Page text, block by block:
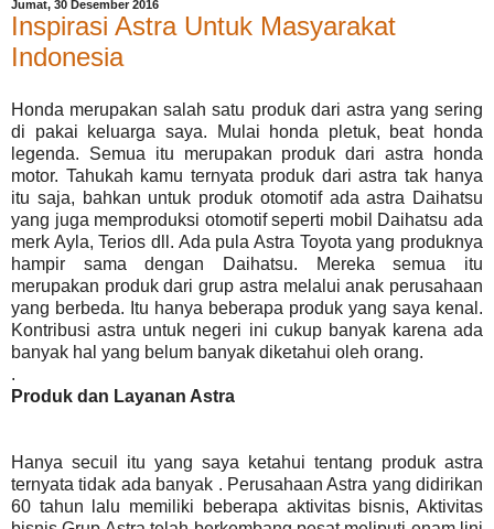
Jumat, 30 Desember 2016
Inspirasi Astra Untuk Masyarakat
Indonesia
Honda merupakan salah satu produk dari astra yang sering
di pakai keluarga saya. Mulai honda pletuk, beat honda
legenda. Semua itu merupakan produk dari astra honda
motor. Tahukah kamu ternyata produk dari astra tak hanya
itu saja, bahkan untuk produk otomotif ada astra Daihatsu
yang juga memproduksi otomotif seperti mobil Daihatsu ada
merk Ayla, Terios dll. Ada pula Astra Toyota yang produknya
hampir sama dengan Daihatsu. Mereka semua itu
merupakan produk dari grup astra melalui anak perusahaan
yang berbeda. Itu hanya beberapa produk yang saya kenal.
Kontribusi astra untuk negeri ini cukup banyak karena ada
banyak hal yang belum banyak diketahui oleh orang.
.
Produk dan Layanan Astra
Hanya secuil itu yang saya ketahui tentang produk astra
ternyata tidak ada banyak . Perusahaan Astra yang didirikan
60 tahun lalu memiliki beberapa aktivitas bisnis, Aktivitas